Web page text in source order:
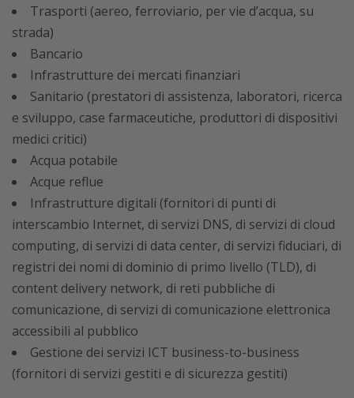
Trasporti (aereo, ferroviario, per vie d’acqua, su
strada)
Bancario
Infrastrutture dei mercati finanziari
Sanitario (prestatori di assistenza, laboratori, ricerca
e sviluppo, case farmaceutiche, produttori di dispositivi
medici critici)
Acqua potabile
Acque reflue
Infrastrutture digitali (fornitori di punti di
interscambio Internet, di servizi DNS, di servizi di cloud
computing, di servizi di data center, di servizi fiduciari, di
registri dei nomi di dominio di primo livello (TLD), di
content delivery network, di reti pubbliche di
comunicazione, di servizi di comunicazione elettronica
accessibili al pubblico
Gestione dei servizi ICT business-to-business
(fornitori di servizi gestiti e di sicurezza gestiti)